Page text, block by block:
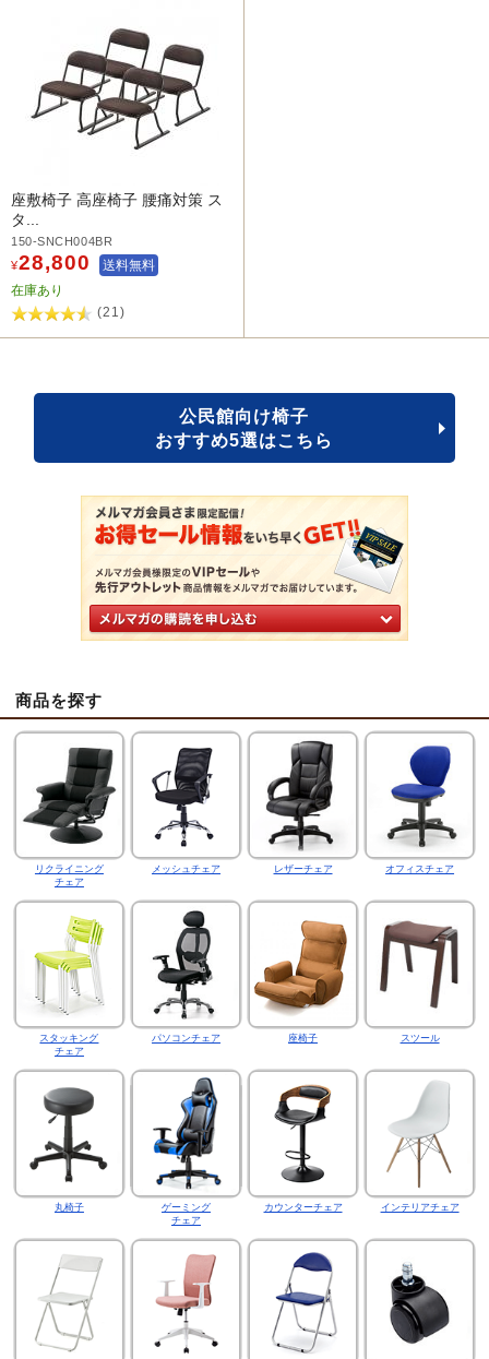
座敷椅子 高座椅子 腰痛対策 ス
タ...
150-SNCH004BR
¥28,800
送料無料
在庫あり
(21)
公民館向け椅子
おすすめ5選はこちら
商品を探す
リクライニング
チェア
メッシュチェア レザーチェア オフィスチェア
スタッキング
チェア
パソコンチェア 座椅子 スツール
丸椅子
ゲーミング
チェア
カウンターチェア インテリアチェア